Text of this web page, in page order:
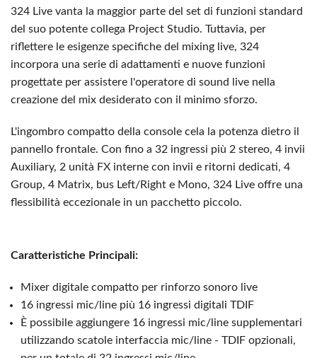
324 Live vanta la maggior parte del set di funzioni standard
del suo potente collega Project Studio. Tuttavia, per
riflettere le esigenze specifiche del mixing live, 324
incorpora una serie di adattamenti e nuove funzioni
progettate per assistere l'operatore di sound live nella
creazione del mix desiderato con il minimo sforzo.
L'ingombro compatto della console cela la potenza dietro il
pannello frontale. Con fino a 32 ingressi più 2 stereo, 4 invii
Auxiliary, 2 unità FX interne con invii e ritorni dedicati, 4
Group, 4 Matrix, bus Left/Right e Mono, 324 Live offre una
flessibilità eccezionale in un pacchetto piccolo.
Caratteristiche Principali:
Mixer digitale compatto per rinforzo sonoro live
16 ingressi mic/line più 16 ingressi digitali TDIF
È possibile aggiungere 16 ingressi mic/line supplementari
utilizzando scatole interfaccia mic/line - TDIF opzionali,